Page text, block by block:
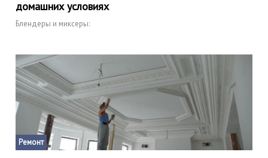
домашних условиях
Блендеры и миксеры:
Ремонт